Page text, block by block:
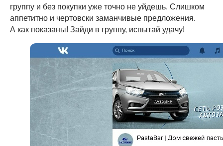
группу и без покупки уже точно не уйдешь. Слишком
аппетитно и чертовски заманчивые предложения.
А как показаны! Зайди в группу, испытай удачу!